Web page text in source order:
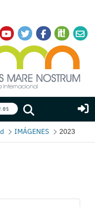
Buscar
IMÁGENES 2023